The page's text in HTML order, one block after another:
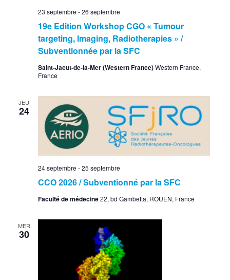
19e Edition Workshop CGO « Tumour
targeting, Imaging, Radiotherapies » /
Subventionnée par la SFC
23 septembre -26 septembre
Saint-Jacut-de-la-Mer (Western France)Western France,
France
JEU
24
CCO 2026 / Subventionné par la SFC
24 septembre -25 septembre
Faculté de médecine22, bd Gambetta, ROUEN, France
MER
30